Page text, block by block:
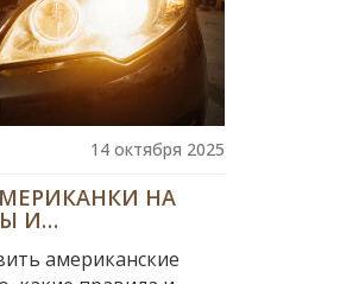
14 октября 2025
НА
И
американские